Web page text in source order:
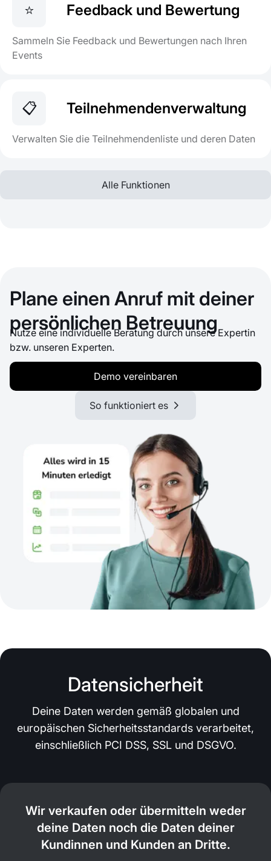
⭐ Feedback und Bewertung
Sammeln Sie Feedback und Bewertungen nach Ihren
Events
📋 Teilnehmendenverwaltung
Verwalten Sie die Teilnehmendenliste und deren Daten
Alle Funktionen
Plane einen Anruf mit deiner
persönlichen Betreuung
Nutze eine individuelle Beratung durch unsere Expertin
bzw. unseren Experten.
Demo vereinbaren
So funktioniert es
Datensicherheit
Deine Daten werden gemäß globalen und
europäischen Sicherheitsstandards verarbeitet,
einschließlich PCI DSS, SSL und DSGVO.
Wir verkaufen oder übermitteln weder
deine Daten noch die Daten deiner
Kundinnen und Kunden an Dritte.